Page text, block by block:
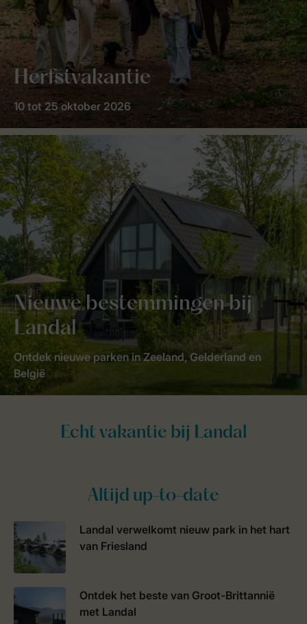
Herfstvakantie
10 tot 25 oktober 2026
Nieuwe bestemmingen bij
Landal
Ontdek nieuwe parken in Zeeland, Gelderland en
België
Altijd up-to-date
Landal verwelkomt nieuw park in het hart
van Friesland
Ontdek het beste van Groot-Brittannië
met Landal